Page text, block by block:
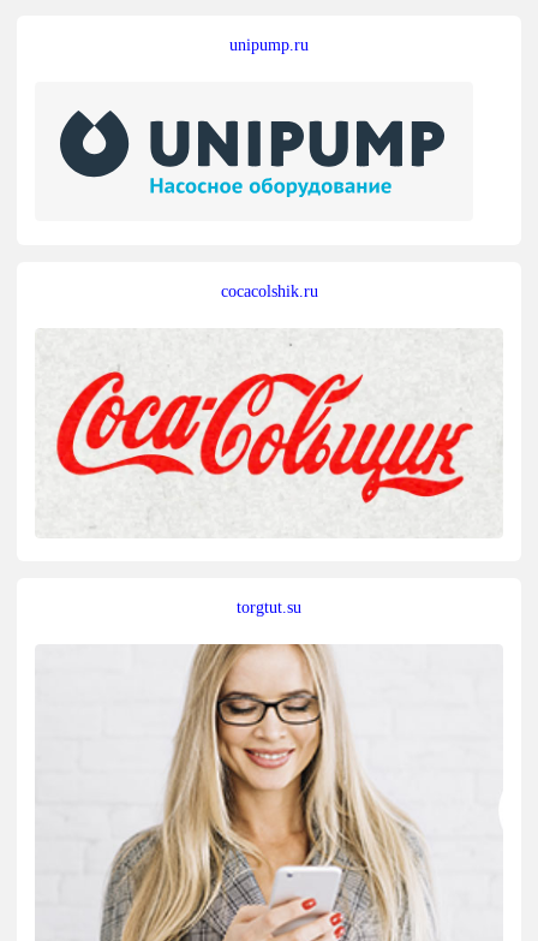
unipump.ru
cocacolshik.ru
torgtut.su